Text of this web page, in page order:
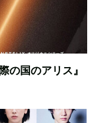
国のアリス』